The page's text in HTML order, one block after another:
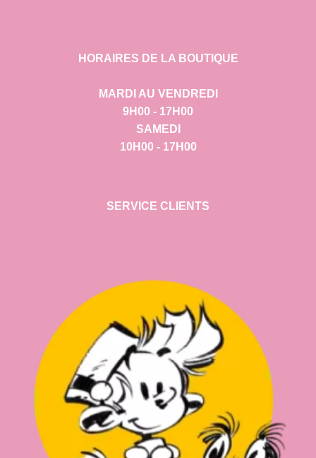
HORAIRES DE LA BOUTIQUE
MARDI AU VENDREDI
9H00 - 17H00
SAMEDI
10H00 - 17H00
SERVICE CLIENTS